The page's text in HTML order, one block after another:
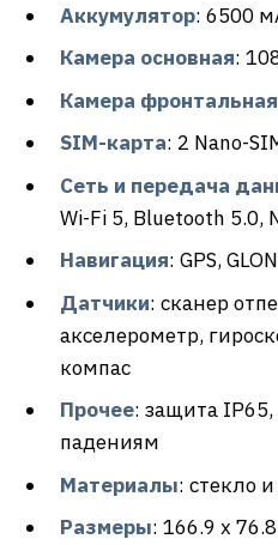
Аккумулятор: 6500
Камера основная:
Камера фронтальная
SIM-карта: 2 Nano-
Сеть и передача
Wi-Fi 5, Bluetooth 5.0,
Навигация: GPS,
Датчики: сканер
акселерометр,
компас
Прочее: защита IP65,
падениям
Материалы: стекло
Размеры: 166.9 x